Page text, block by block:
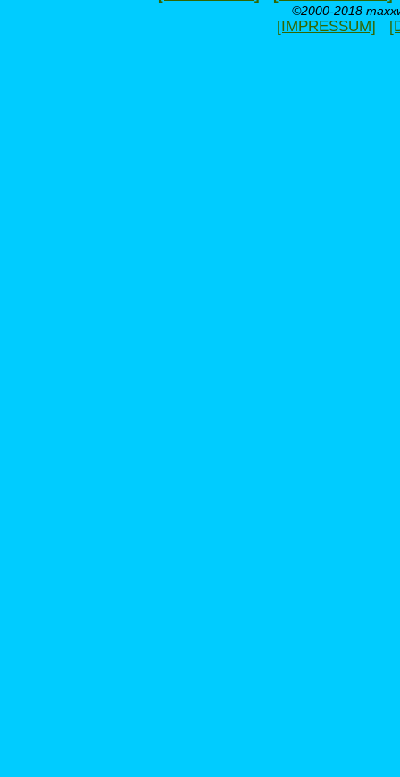
©2000-2018
[IMPRESSUM]